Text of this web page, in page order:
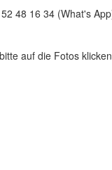
48 16 34 (What's
auf die Fotos